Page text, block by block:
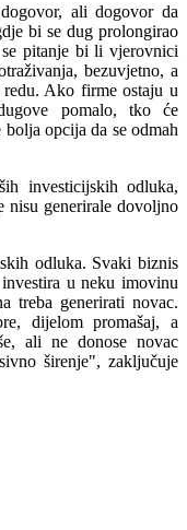
ali dogovor da
bi se dug prolongirao
pitanje bi li vjerovnici
bezuvjetno, a
Ako firme ostaju u
pomalo, tko će
opcija da se odmah
investicijskih odluka,
nisu generirale dovoljno
odluka. Svaki biznis
u neku imovinu
treba generirati novac.
dijelom promašaj, a
ali ne donose novac
širenje", zaključuje